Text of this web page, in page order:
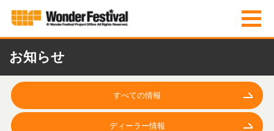
お知らせ
すべての情報
ディーラー情報